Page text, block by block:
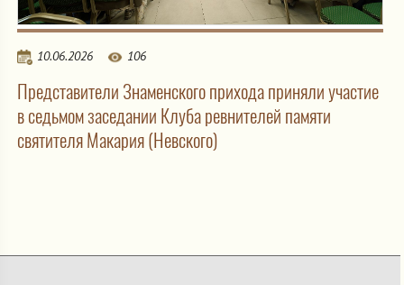
10.06.2026 106
Представители Знаменского прихода приняли участие
в седьмом заседании Клуба ревнителей памяти
святителя Макария (Невского)